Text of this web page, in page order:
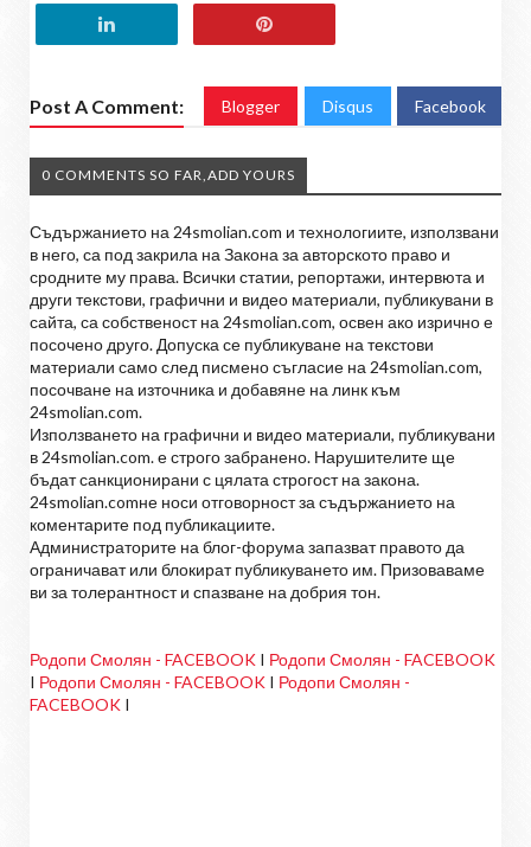
Post A Comment: Blogger Disqus Facebook
0 COMMENTS SO FAR,ADD YOURS
Съдържанието на 24smolian.com и технологиите, използвани
в него, са под закрила на Закона за авторското право и
сродните му права. Всички статии, репортажи, интервюта и
други текстови, графични и видео материали, публикувани в
сайта, са собственост на 24smolian.com, освен ако изрично е
посочено друго. Допуска се публикуване на текстови
материали само след писмено съгласие на 24smolian.com,
посочване на източника и добавяне на линк към
24smolian.com.
Използването на графични и видео материали, публикувани
в 24smolian.com. е строго забранено. Нарушителите ще
бъдат санкционирани с цялата строгост на закона.
24smolian.comне носи отговорност за съдържанието на
коментарите под публикациите.
Администраторите на блог-форума запазват правото да
ограничават или блокират публикуването им. Призоваваме
ви за толерантност и спазване на добрия тон.
Родопи Смолян - FACEBOOK I Родопи Смолян - FACEBOOK
I Родопи Смолян - FACEBOOK I Родопи Смолян -
FACEBOOK I